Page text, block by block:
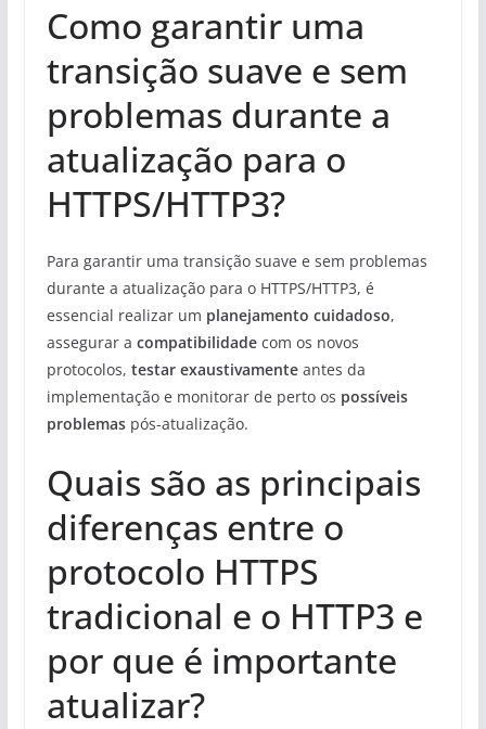
Como garantir uma
transição suave e sem
problemas durante a
atualização para o
HTTPS/HTTP3?
Para garantir uma transição suave e sem problemas
durante a atualização para o HTTPS/HTTP3, é
essencial realizar um planejamento cuidadoso,
assegurar a compatibilidadecom os novos
protocolos, testar exaustivamenteantes da
implementação e monitorar de perto os possíveis
problemaspós-atualização.
Quais são as principais
diferenças entre o
protocolo HTTPS
tradicional e o HTTP3 e
por que é importante
atualizar?